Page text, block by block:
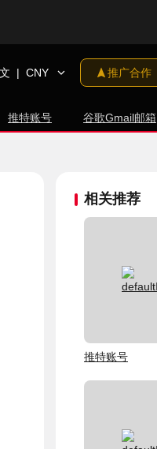
| CNY 推广合作
推特账号 谷歌Gmail邮箱
相关推荐
推特账号